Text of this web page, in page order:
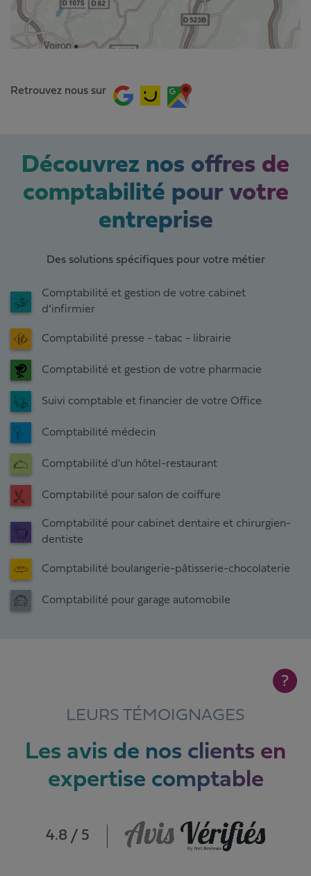
Retrouvez nous sur
Découvrez nos offres de
comptabilité pour votre
entreprise
Des solutions spécifiques pour votre métier
Comptabilité et gestion de votre cabinet
d’infirmier
Comptabilité presse - tabac - librairie
Comptabilité et gestion de votre pharmacie
Suivi comptable et financier de votre Office
Comptabilité médecin
Comptabilité d'un hôtel-restaurant
Comptabilité pour salon de coiffure
Comptabilité pour cabinet dentaire et chirurgien-
dentiste
Comptabilité boulangerie-pâtisserie-chocolaterie
Comptabilité pour garage automobile
LEURS TÉMOIGNAGES
?
Les avis de nos clients en
expertise comptable
4.8 / 5